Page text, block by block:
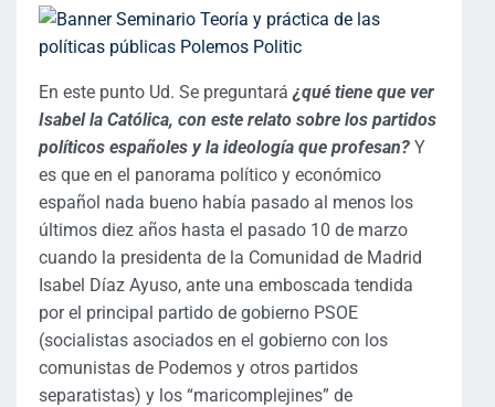
En este punto Ud. Se preguntará¿qué tiene que ver
Isabel la Católica, con este relato sobre los partidos
políticos españoles y la ideología que profesan? Y
es que en el panorama político y económico
español nada bueno había pasado al menos los
últimos diez años hasta el pasado 10 de marzo
cuando la presidenta de la Comunidad de Madrid
Isabel Díaz Ayuso, ante una emboscada tendida
por el principal partido de gobierno PSOE
(socialistas asociados en el gobierno con los
comunistas de Podemos y otros partidos
separatistas) y los “maricomplejines” de